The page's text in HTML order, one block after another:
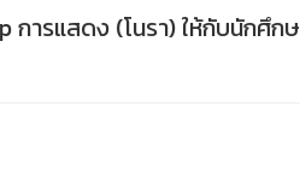
ารแสดง (โนรา) ให้กับนักศึ